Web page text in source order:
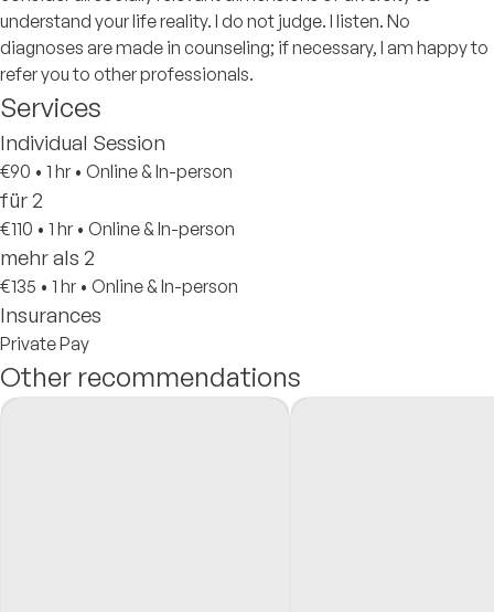
understand your life reality. I do not judge. I listen. No
diagnoses are made in counseling; if necessary, I am happy to
refer you to other professionals.
Services
Individual Session
€90 • 1 hr • Online & In-person
für 2
€110 • 1 hr • Online & In-person
mehr als 2
€135 • 1 hr • Online & In-person
Insurances
Private Pay
Other recommendations